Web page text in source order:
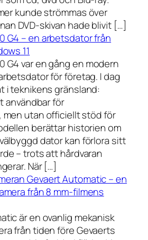
kunde strömmas över
DVD-skivan hade blivit […]
G4 – en arbetsdator från
11
G4 var en gång en modern
för företag. I dag
i teknikens gränsland:
användbar för
utan officiellt stöd för
berättar historien om
dator kan förlora sitt
– trots att hårdvaran
När […]
Gevaert Automatic – en
från 8 mm-filmens
är en ovanlig mekanisk
från tiden före Gevaerts